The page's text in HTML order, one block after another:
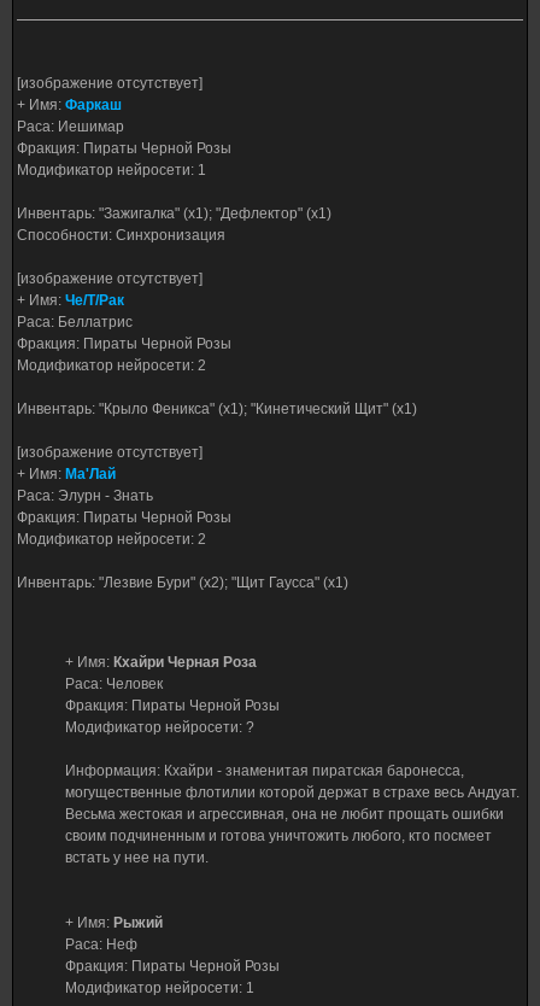
[изображение отсутствует]
+ Имя: Фаркаш
Раса: Иешимар
Фракция: Пираты Черной Розы
Модификатор нейросети: 1
Инвентарь: "Зажигалка" (х1); "Дефлектор" (х1)
Способности: Синхронизация
[изображение отсутствует]
+ Имя: Че/Т/Рак
Раса: Беллатрис
Фракция: Пираты Черной Розы
Модификатор нейросети: 2
Инвентарь: "Крыло Феникса" (х1); "Кинетический Щит" (х1)
[изображение отсутствует]
+ Имя: Ма'Лай
Раса: Элурн - Знать
Фракция: Пираты Черной Розы
Модификатор нейросети: 2
Инвентарь: "Лезвие Бури" (x2); "Щит Гаусса" (х1)
+ Имя: Кхайри Черная Роза
Раса: Человек
Фракция: Пираты Черной Розы
Модификатор нейросети: ?
Информация: Кхайри - знаменитая пиратская баронесса,
могущественные флотилии которой держат в страхе весь Андуат.
Весьма жестокая и агрессивная, она не любит прощать ошибки
своим подчиненным и готова уничтожить любого, кто посмеет
встать у нее на пути.
+ Имя: Рыжий
Раса: Неф
Фракция: Пираты Черной Розы
Модификатор нейросети: 1